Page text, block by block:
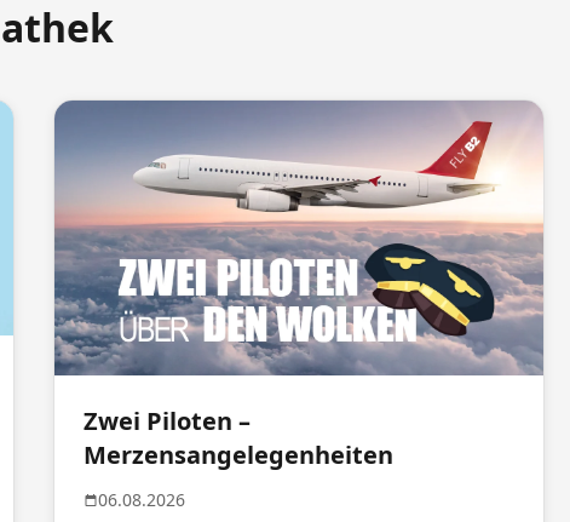
Zwei Piloten –
Merzensangelegenheiten
06.08.2026